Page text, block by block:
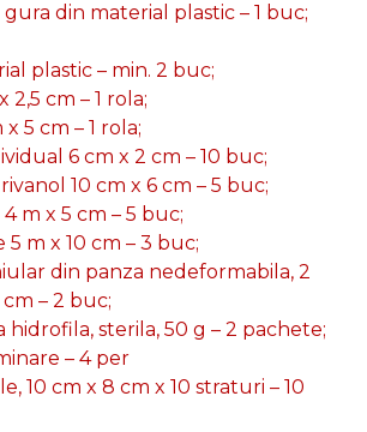
din material plastic – 1 buc;
plastic – min. 2 buc;
2,5 cm – 1 rola;
5 cm – 1 rola;
6 cm x 2 cm – 10 buc;
10 cm x 6 cm – 5 buc;
m x 5 cm – 5 buc;
5 m x 10 cm – 3 buc;
din panza nedeformabila, 2
– 2 buc;
hidrofila, sterila, 50 g – 2 pachete;
– 4 per
10 cm x 8 cm x 10 straturi – 10